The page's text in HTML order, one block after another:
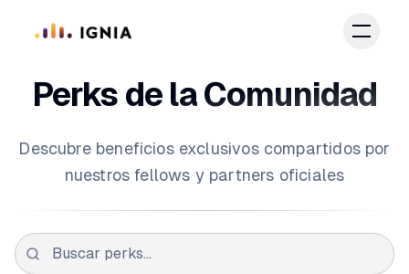
Perks de la Comunidad
Descubre beneficios exclusivos compartidos por
nuestros fellows y partners oficiales